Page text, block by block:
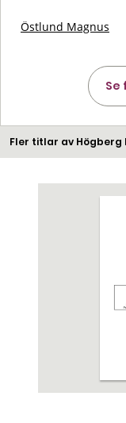
Östlund Magnus
Se
Fler titlar av Högberg